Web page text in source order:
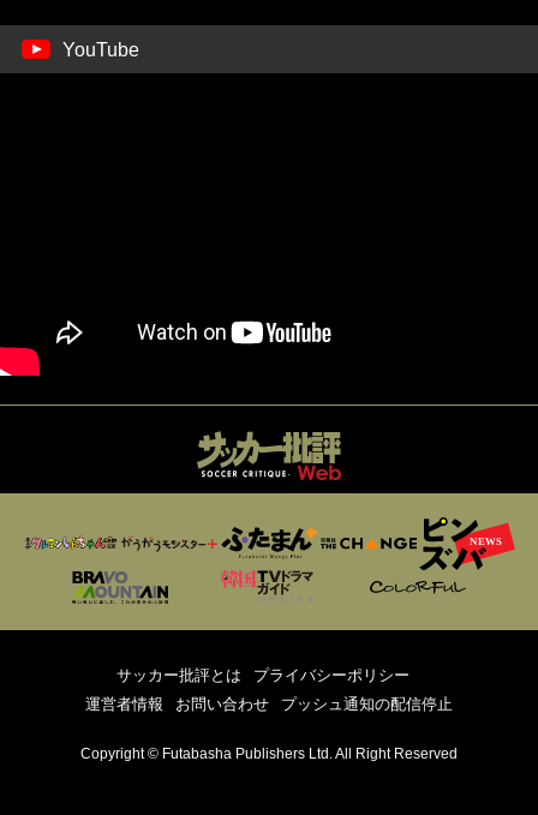
YouTube
サッカー批評とは
プライバシーポリシー
運営者情報
お問い合わせ プッシュ通知の配信停止
Copyright © Futabasha Publishers Ltd. All Right Reserved